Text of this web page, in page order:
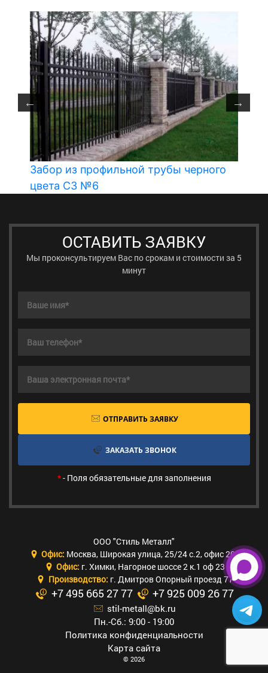
Забор из профильной трубы черного
цвета СЗ №6
ОСТАВИТЬ ЗАЯВКУ
Мы проконсультируем Вас по срокам и стоимости за 5
минут
ОТПРАВИТЬ ЗАЯВКУ
ЗАКАЗАТЬ ЗВОНОК
*- Поля обязательные для заполнения
ООО "Стиль Металл"
Офис: Москва, Широкая улица, 25/24 с.2, офис 205
Офис: г. Химки, Нагорное шоссе 2 к.1 оф 23
Производство: г. Дмитров Опорный проезд 77
+7 495 665 27 77 +7 925 009 26 77
stil-metall@bk.ru
Пн.-Сб.: 9:00 - 19:00
Политика конфиденциальности
Карта сайта
© 2026